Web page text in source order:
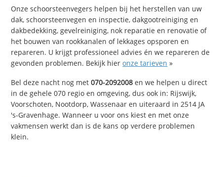
Onze schoorsteenvegers helpen bij het herstellen van uw
dak, schoorsteenvegen en inspectie, dakgootreiniging en
dakbedekking, gevelreiniging, nok reparatie en renovatie of
het bouwen van rookkanalen of lekkages opsporen en
repareren. U krijgt professioneel advies én we repareren de
gevonden problemen. Bekijk hieronze tarieven »
Bel deze nacht nog met070-2092008 en we helpen u direct
in de gehele 070 regio en omgeving, dus ook in: Rijswijk,
Voorschoten, Nootdorp, Wassenaar en uiteraard in 2514 JA
's-Gravenhage. Wanneer u voor ons kiest en met onze
vakmensen werkt dan is de kans op verdere problemen
klein.